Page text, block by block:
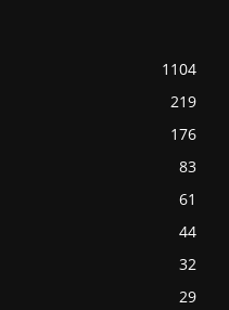
1104
219
176
83
61
44
32
29